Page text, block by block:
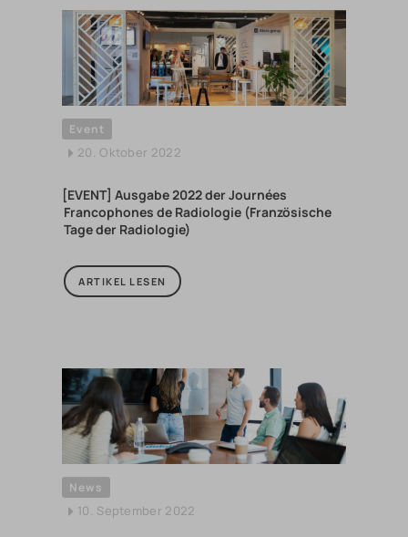
Event
20. Oktober 2022
[EVENT] Ausgabe 2022 der Journées
Francophones de Radiologie (Französische
Tage der Radiologie)
ARTIKEL LESEN
News
10. September 2022